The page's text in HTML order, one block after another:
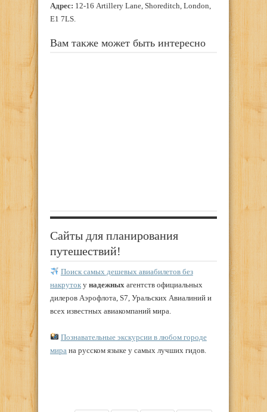
Адрес: 12-16 Artillery Lane, Shoreditch, London,
E1 7LS.
Вам также может быть интересно
Сайты для планирования
путешествий!
Поиск самых дешевых авиабилетов без
накруток у надежных агентств официальных
дилеров Аэрофлота, S7, Уральских Авиалиний и
всех известных авиакомпаний мира.
Познавательные экскурсии в любом городе
мира на русском языке у самых лучших гидов.